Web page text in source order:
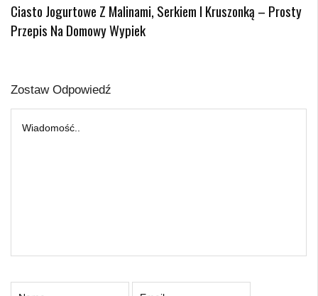
Ciasto Jogurtowe Z Malinami, Serkiem I Kruszonką – Prosty
Przepis Na Domowy Wypiek
Zostaw Odpowiedź